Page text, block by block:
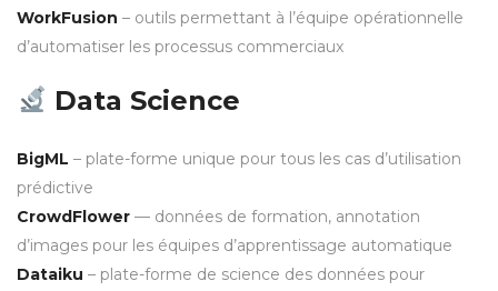
WorkFusion – outils permettant à l’équipe opérationnelle
d’automatiser les processus commerciaux
Data Science
BigML – plate-forme unique pour tous les cas d’utilisation
prédictive
CrowdFlower — données de formation, annotation
d’images pour les équipes d’apprentissage automatique
Dataiku – plate-forme de science des données pour